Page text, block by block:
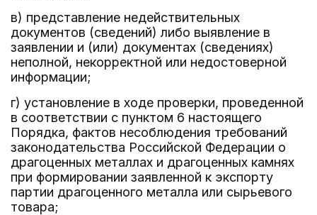
в) представление недействительных
документов (сведений) либо выявление в
заявлении и (или) документах (сведениях)
неполной, некорректной или недостоверной
информации;
г) установление в ходе проверки, проведенной
в соответствии с пунктом 6 настоящего
Порядка, фактов несоблюдения требований
законодательства Российской Федерации о
драгоценных металлах и драгоценных камнях
при формировании заявленной к экспорту
партии драгоценного металла или сырьевого
товара;